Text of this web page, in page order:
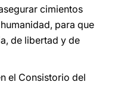
cimientos
para que
de libertad y de
el Consistorio del